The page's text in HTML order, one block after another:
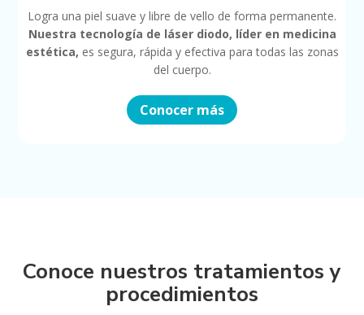
Logra una piel suave y libre de vello de forma permanente.
Nuestra tecnología de láser diodo, líder en medicina
estética, es segura, rápida y efectiva para todas las zonas
del cuerpo.
Conocer más
Conoce nuestros tratamientos y
procedimientos